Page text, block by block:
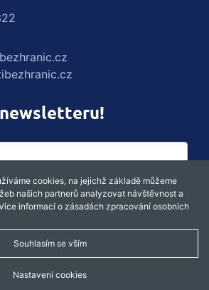
Captcha obnovit
cookies, na jejichž základě můžeme
našich partnerů analyzovat návštěvnost a
informací o zásadách zpracování osobních
Souhlasím se vším
Nastavení cookies